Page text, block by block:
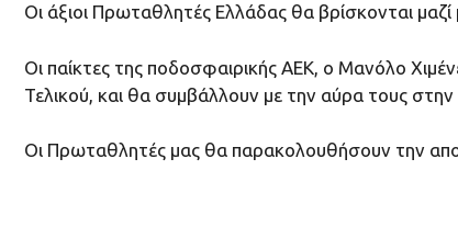
Oι άξιοι Πρωταθλητές Ελλάδας θα βρίσκονται
Οι παίκτες της ποδοσφαιρικής ΑΕΚ, ο Μανόλο
Τελικού, και θα συμβάλλουν με την αύρα τους
Oι Πρωταθλητές μας θα παρακολουθήσουν την